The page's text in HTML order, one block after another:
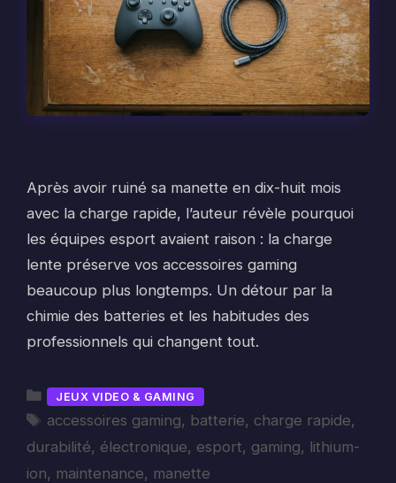
Après avoir ruiné sa manette en dix-huit mois
avec la charge rapide, l’auteur révèle pourquoi
les équipes esport avaient raison : la charge
lente préserve vos accessoires gaming
beaucoup plus longtemps. Un détour par la
chimie des batteries et les habitudes des
professionnels qui changent tout.
Catégories
JEUX VIDEO & GAMING
Étiquettes
accessoires gaming, batterie, charge rapide,
durabilité, électronique, esport, gaming, lithium-
ion, maintenance, manette